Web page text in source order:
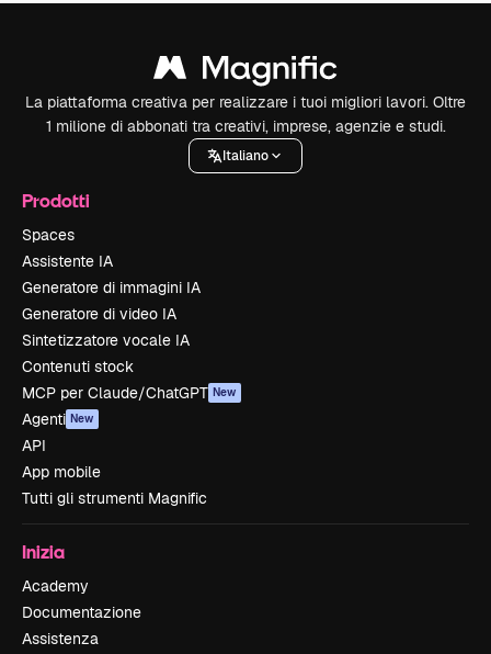
La piattaforma creativa per realizzare i tuoi migliori lavori. Oltre
1 milione di abbonati tra creativi, imprese, agenzie e studi.
Italiano
Prodotti
Spaces
Assistente IA
Generatore di immagini IA
Generatore di video IA
Sintetizzatore vocale IA
Contenuti stock
MCP per Claude/ChatGPT New
Agenti New
API
App mobile
Tutti gli strumenti Magnific
Inizia
Academy
Documentazione
Assistenza